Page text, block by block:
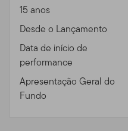
15 anos
Desde o Lançamento
Data de início de
performance
Apresentação Geral do
Fundo
monitorar qualquer uso
Site e suas
nosso direito de acesso,
garantir qualidade no
segurança do Site, o
ou qualquer outra razão.
atividades de